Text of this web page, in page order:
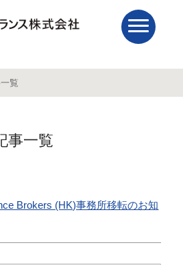
覧
事一覧
Brokers (HK)事務所移転のお知